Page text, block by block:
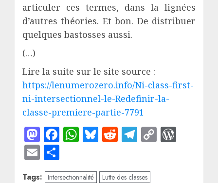
articuler ces termes, dans la lignées
d’autres théories. Et bon. De distribuer
quelques bastosses aussi.
(…)
Lire la suite sur le site source :
https://lenumerozero.info/Ni-class-first-
ni-intersectionnel-le-Redefinir-la-
classe-premiere-partie-7791
Mastodon
Facebook
WhatsApp
Bluesky
RedditTelegram
Copy
Link
Email
Tags: Intersectionnalité
Lutte des classes